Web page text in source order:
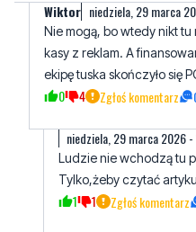
ekipę tuska skończyło się
0 4 Zgłoś komentarz
niedziela, 29 marca 2026 -
Ludzie nie wchodzą tu
1 1 Zgłoś komentarz
Do redakcji niedziela, 29 marca
Czy nie przeszkadzają wam te